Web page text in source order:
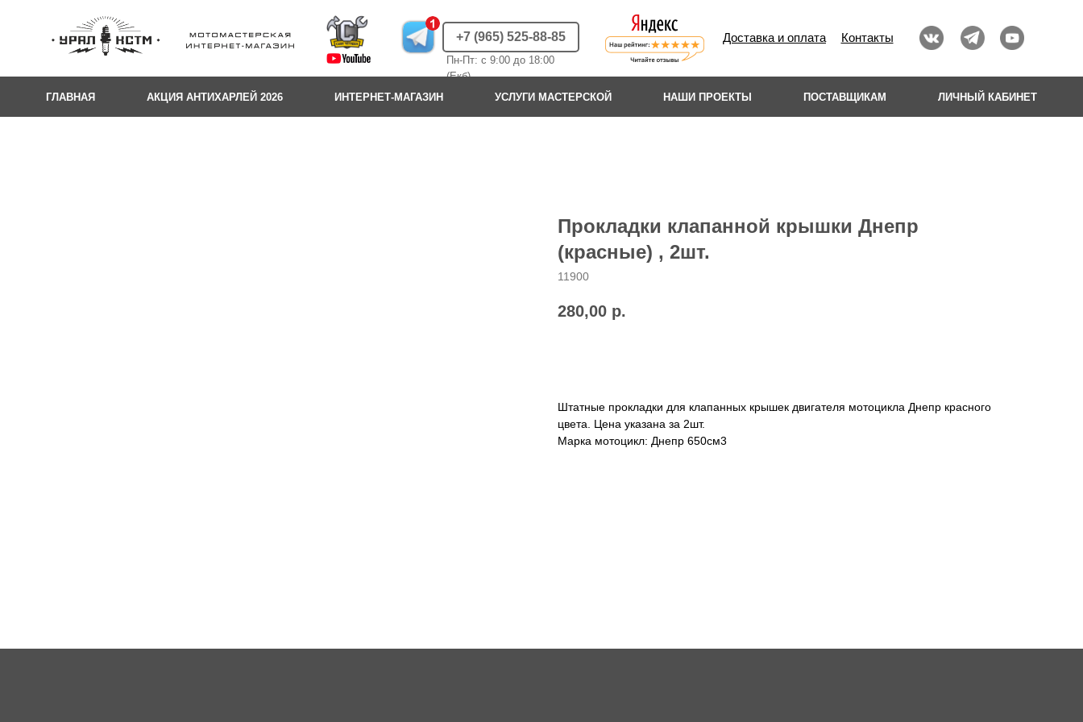
Контакты
Доставка и оплата
+7 (965) 525-88-85
Пн-Пт: с 9:00 до 18:00
(Екб)
ГЛАВНАЯ
АКЦИЯ АНТИХАРЛЕЙ 2026 ИНТЕРНЕТ-МАГАЗИН УСЛУГИ МАСТЕРСКОЙ НАШИ ПРОЕКТЫ ПОСТАВЩИКАМ ЛИЧНЫЙ КАБИНЕТ
Прокладки клапанной крышки Днепр
(красные) , 2шт.
11900
280,00 р.
Штатные прокладки для клапанных крышек двигателя мотоцикла Днепр красного
цвета. Цена указана за 2шт.
Марка мотоцикл: Днепр 650см3